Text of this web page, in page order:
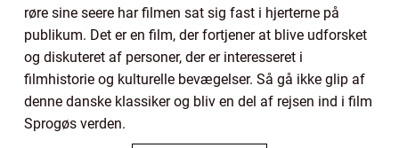
røre sine seere har filmen sat sig fast i hjerterne på
publikum. Det er en film, der fortjener at blive udforsket
og diskuteret af personer, der er interesseret i
filmhistorie og kulturelle bevægelser. Så gå ikke glip af
denne danske klassiker og bliv en del af rejsen ind i film
Sprogøs verden.